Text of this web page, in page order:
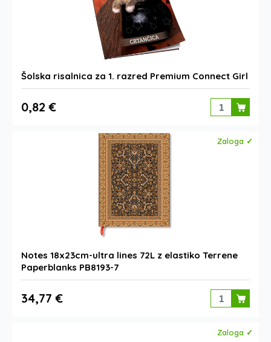
Šolska risalnica za 1. razred Premium Connect Girl
0,82 €
Zaloga ✓
Notes 18x23cm-ultra lines 72L z elastiko Terrene
Paperblanks PB8193-7
34,77 €
Zaloga ✓